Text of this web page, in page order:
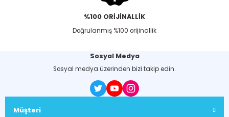
%100 ORİJİNALLİK
Doğrulanmış %100 orijinallik
Sosyal Medya
Sosyal medya üzerinden bizi takip edin.
Müşteri